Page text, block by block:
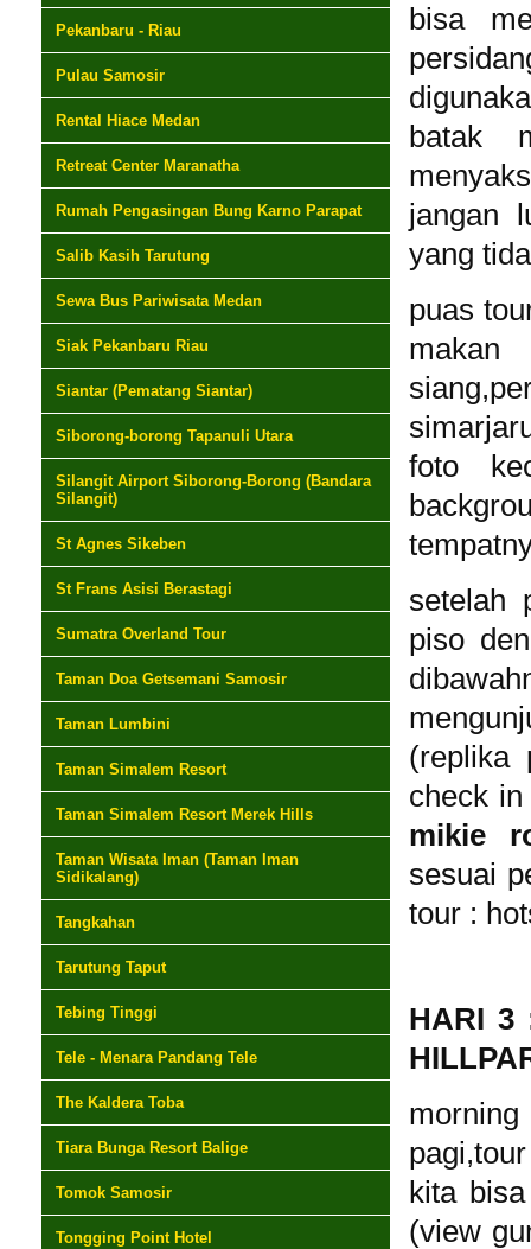
Pekanbaru - Riau
Pulau Samosir
Rental Hiace Medan
Retreat Center Maranatha
Rumah Pengasingan Bung Karno Parapat
Salib Kasih Tarutung
Sewa Bus Pariwisata Medan
Siak Pekanbaru Riau
Siantar (Pematang Siantar)
Siborong-borong Tapanuli Utara
Silangit Airport Siborong-Borong (Bandara
Silangit)
St Agnes Sikeben
St Frans Asisi Berastagi
Sumatra Overland Tour
Taman Doa Getsemani Samosir
Taman Lumbini
Taman Simalem Resort
Taman Simalem Resort Merek Hills
Taman Wisata Iman (Taman Iman
Sidikalang)
Tangkahan
Tarutung Taput
Tebing Tinggi
Tele - Menara Pandang Tele
The Kaldera Toba
Tiara Bunga Resort Balige
Tomok Samosir
Tongging Point Hotel
bisa
batak
jangan
yang
puas
foto
setelah
piso
(replika
check
mikie
sesuai
tour :
HARI 3
kita
(view